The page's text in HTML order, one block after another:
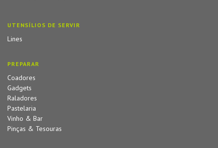
UTENSÍLIOS DE SERVIR
Lines
PREPARAR
Coadores
Gadgets
Raladores
Pastelaria
Vinho & Bar
Pinças & Tesouras